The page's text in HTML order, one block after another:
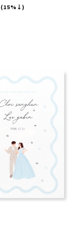
(15%↓)